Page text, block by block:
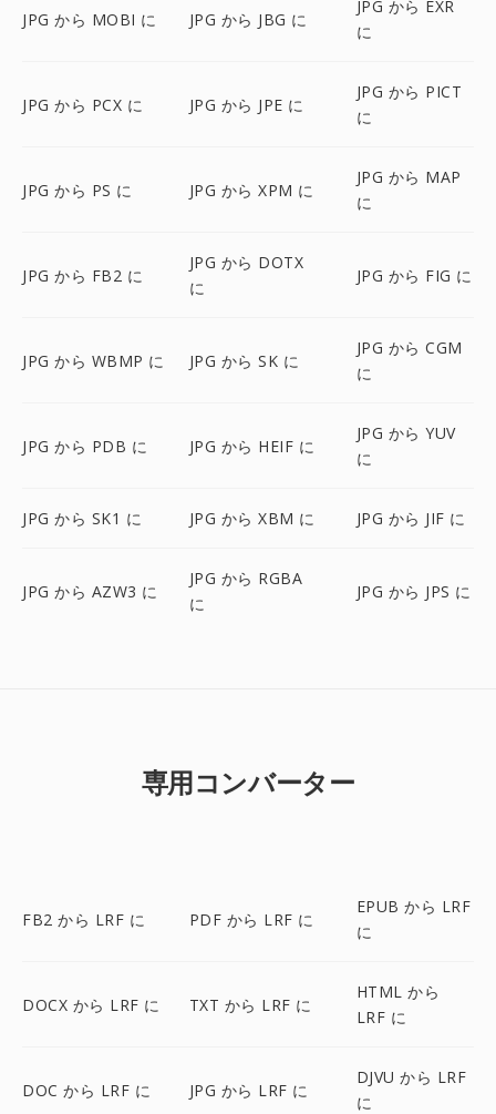
JPG から MOBI に JPG から JBG に
JPG から EXR
に
JPG から PCX に JPG から JPE に
JPG から PICT
に
JPG から PS に JPG から XPM に
JPG から MAP
に
JPG から FB2 に
JPG から DOTX
に
JPG から FIG に
JPG から WBMP に JPG から SK に
JPG から CGM
に
JPG から PDB に JPG から HEIF に
JPG から YUV
に
JPG から SK1 に JPG から XBM に JPG から JIF に
JPG から AZW3 に
JPG から RGBA
に
JPG から JPS に
専用コンバーター
FB2 から LRF に PDF から LRF に
EPUB から LRF
に
DOCX から LRF に TXT から LRF に
HTML から
LRF に
DOC から LRF に JPG から LRF に
DJVU から LRF
に